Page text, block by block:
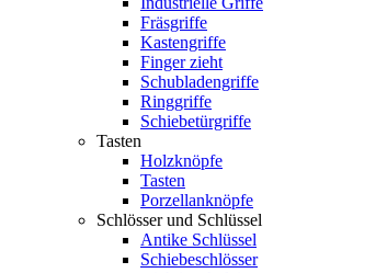
Fräsgriffe
Kastengriffe
Finger zieht
Schubladengriffe
Ringgriffe
Schiebetürgriffe
Tasten
Holzknöpfe
Tasten
Porzellanknöpfe
Schlösser und Schlüssel
Antike Schlüssel
Schiebeschlösser